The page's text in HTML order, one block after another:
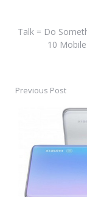
Talk = Do
10
Post
navigation
Previous Post